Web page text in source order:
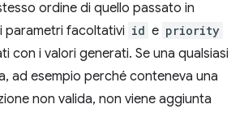
ordine di quello passato in
parametri facoltativi id e priority
con i valori generati. Se una qualsiasi
ad esempio perché conteneva una
non valida, non viene aggiunta